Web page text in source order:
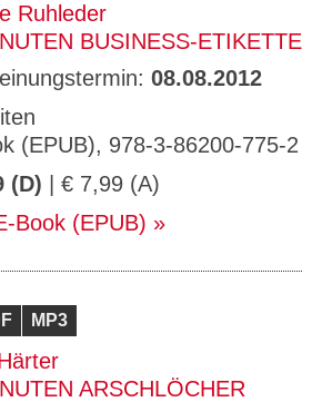
Ruhleder
BUSINESS-ETIKETTE
08.08.2012
(EPUB), 978-3-86200-775-2
(D) | € 7,99 (A)
Book (EPUB)
MP3
ARSCHLÖCHER
den Zustimmungsstatus des
für Cookies auf der aktuellen
ge
T
P